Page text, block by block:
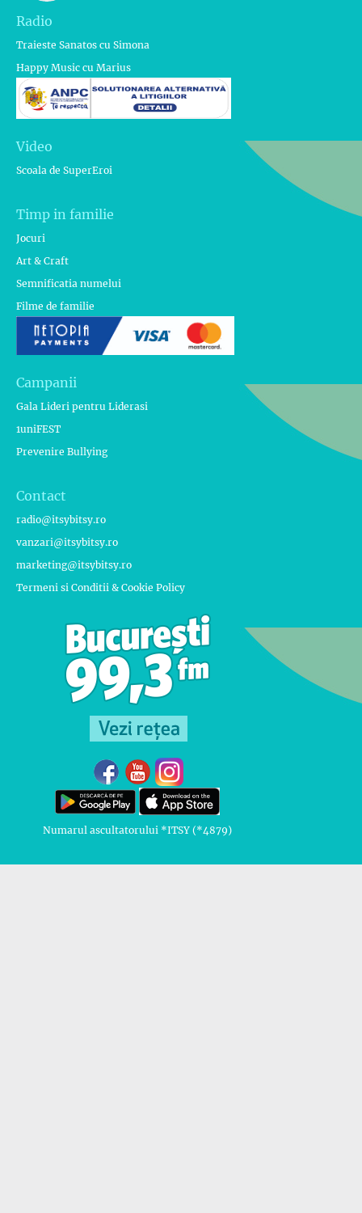
Radio
Traieste Sanatos cu Simona
Happy Music cu Marius
Video
Scoala de SuperEroi
Timp in familie
Jocuri
Art & Craft
Semnificatia numelui
Filme de familie
Campanii
Gala Lideri pentru Liderasi
1uniFEST
Prevenire Bullying
Contact
radio@itsybitsy.ro
vanzari@itsybitsy.ro
marketing@itsybitsy.ro
Termeni si Conditii & Cookie Policy
Numarul ascultatorului *ITSY (*4879)